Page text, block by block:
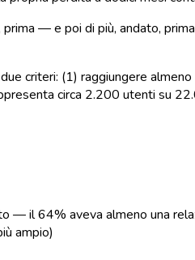
— e poi di più, andato,
criteri: (1) raggiungere
circa 2.200 utenti su
— il 64% aveva almeno una
ampio)